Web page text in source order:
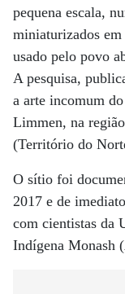
pequena escala,
miniaturizados
usado pelo povo
A pesquisa,
a arte incomum
Limmen, na
(Território do
O sítio foi
2017 e de
com cientistas da
Indígena Monash